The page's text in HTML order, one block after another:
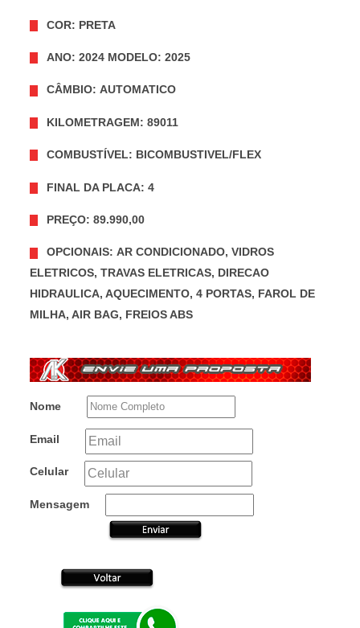
COR: PRETA
ANO: 2024 MODELO: 2025
CÂMBIO: AUTOMATICO
KILOMETRAGEM: 89011
COMBUSTÍVEL: BICOMBUSTIVEL/FLEX
FINAL DA PLACA: 4
PREÇO: 89.990,00
OPCIONAIS: AR CONDICIONADO, VIDROS
ELETRICOS, TRAVAS ELETRICAS, DIRECAO
HIDRAULICA, AQUECIMENTO, 4 PORTAS, FAROL DE
MILHA, AIR BAG, FREIOS ABS
Nome
Email
Celular
Mensagem